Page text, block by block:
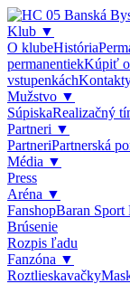
Klub ▼
O klubeHistória
permanentiekKúpiť
vstupenkách
Mužstvo ▼
SúpiskaRealizačný
Partneri ▼
PartneriPartnerská
Média ▼
Press
Aréna ▼
FanshopBaran Sport
Brúsenie
Rozpis ľadu
Fanzóna ▼
Roztlieskavačky